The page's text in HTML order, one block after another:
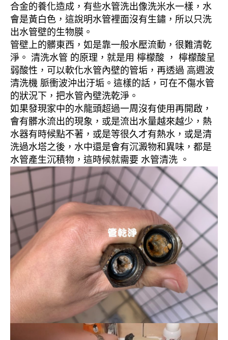
合金的養化造成，有些水管洗出像洗米水一樣，水
會是黃白色，這說明水管裡面沒有生鏽，所以只洗
出水管壁的生物膜。
管壁上的髒東西，如是靠一般水壓流動，很難清乾
淨。 清洗水管 的原理，就是用 檸檬酸 ， 檸檬酸呈
弱酸性，可以軟化水管內壁的管垢，再透過 高週波
清洗機 脈衝波沖出汙垢。這樣的話，可在不傷水管
的狀況下，把水管內壁洗乾淨。
如果發現家中的水龍頭超過一周沒有使用再開啟，
會有髒水流出的現象，或是流出水量越來越少，熱
水器有時候點不著，或是等很久才有熱水，或是清
洗過水塔之後，水中還是會有沉澱物和異味，都是
水管產生沉積物，這時候就需要 水管清洗 。